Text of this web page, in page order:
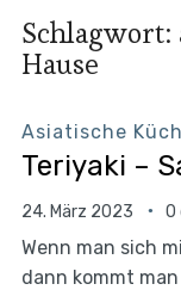
Schlagwort:
Hause
Asiatische
Teriyaki –
24. März 2023 0
Wenn man sich
dann kommt